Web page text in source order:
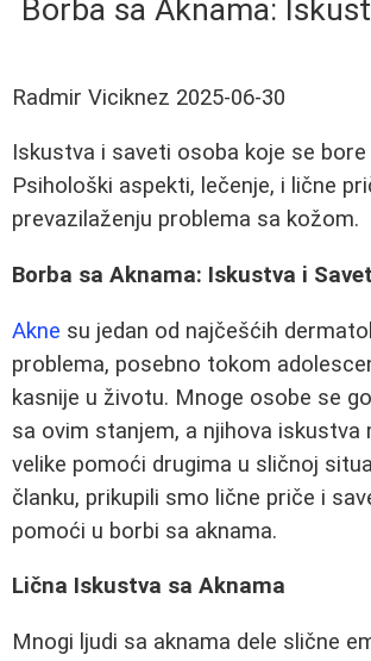
Borba sa Aknama:
Radmir Viciknez 2025-06-30
Iskustva i saveti osoba koje se bore
Psihološki aspekti, lečenje, i lične
prevazilaženju problema sa kožom.
Borba sa Aknama: Iskustva i
Akne su jedan od najčešćih
problema, posebno tokom
kasnije u životu. Mnoge osobe se
sa ovim stanjem, a njihova iskustva
velike pomoći drugima u sličnoj
članku, prikupili smo lične priče i
pomoći u borbi sa aknama.
Lična Iskustva sa Aknama
Mnogi ljudi sa aknama dele slične